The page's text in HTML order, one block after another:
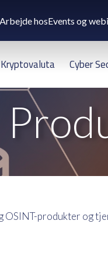
Arbejde hosEvents og
Kryptovaluta Cyber
OSINT-produkter